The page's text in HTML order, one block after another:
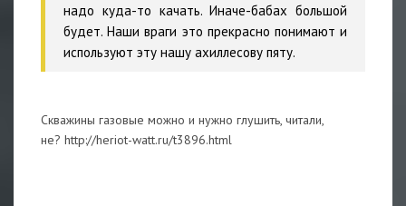
надо куда-то качать. Иначе-бабах большой
будет. Наши враги это прекрасно понимают и
используют эту нашу ахиллесову пяту.
Скважины газовые можно и нужно глушить, читали,
не? http://heriot-watt.ru/t3896.html